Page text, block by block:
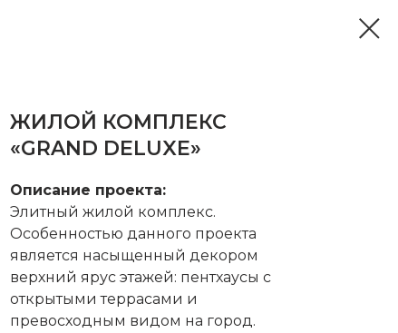
ЖИЛОЙ КОМПЛЕКС
«GRAND DELUXE»
Описание проекта:
Элитный жилой комплекс.
Особенностью данного проекта
является насыщенный декором
верхний ярус этажей: пентхаусы с
открытыми террасами и
превосходным видом на город.